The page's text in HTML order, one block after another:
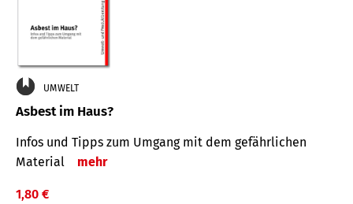
UMWELT
Asbest im Haus?
Infos und Tipps zum Um­gang mit dem ge­fähr­lichen
Mate­rial
mehr
1,80 €